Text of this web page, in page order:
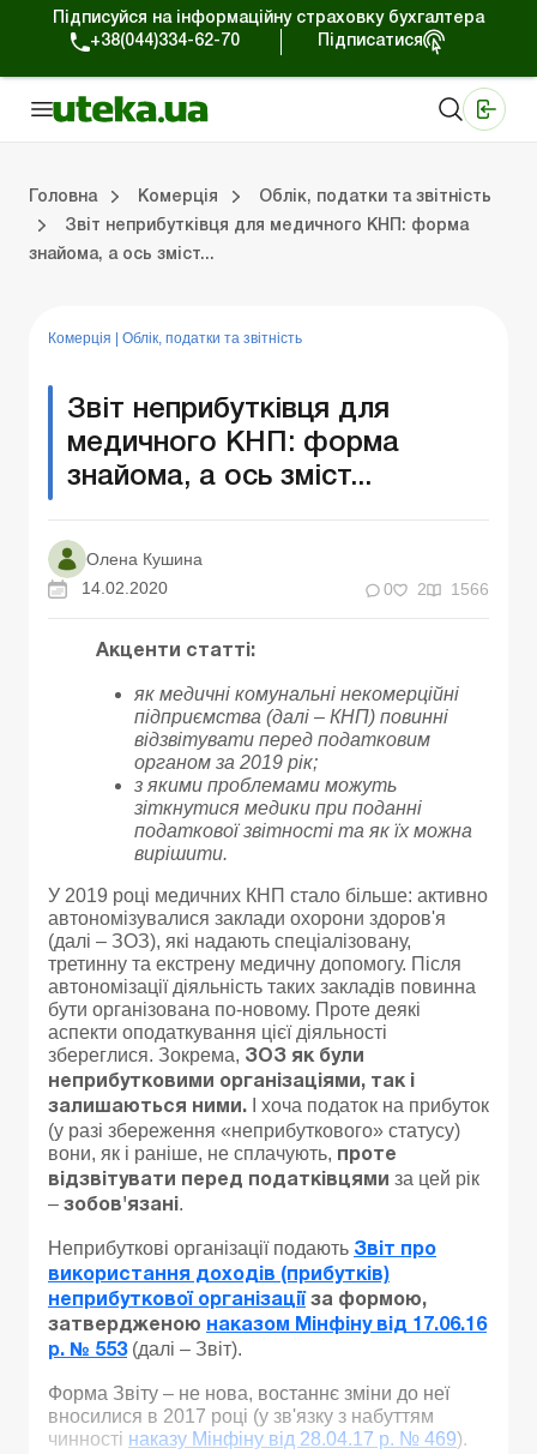
Підписуйся на інформаційну страховку бухгалтера
+38(044)334-62-70
Підписатися
Головна Комерція
Облік, податки та звiтнiсть
Звіт неприбутківця для медичного КНП: форма
знайома, а ось зміст...
Комерція Облік, податки та звiтнiсть
Звіт неприбутківця для
медичного КНП: форма
знайома, а ось зміст...
Олена Кушина
14.02.2020
0 2 1566
Акценти статті:
як медичні комунальні некомерційні
підприємства (далі – КНП) повинні
відзвітувати перед податковим
органом за 2019 рік;
з якими проблемами можуть
зіткнутися медики при поданні
податкової звітності та як їх можна
вирішити.
У 2019 році медичних КНП стало більше: активно
автономізувалися заклади охорони здоров'я
(далі – ЗОЗ), які надають спеціалізовану,
третинну та екстрену медичну допомогу. Після
автономізації діяльність таких закладів повинна
бути організована по-новому. Проте деякі
аспекти оподаткування цієї діяльності
збереглися. Зокрема, ЗОЗ як були
неприбутковими організаціями, так і
залишаються ними .
І хоча податок на прибуток
(у разі збереження «неприбуткового» статусу)
вони, як і раніше, не сплачують, проте
відзвітувати перед податківцями за цей рік
– зобов'язані .
Неприбуткові організації подають Звіт про
використання доходів (прибутків)
неприбуткової організації
за формою,
затвердженою наказом Мінфіну від 17.06.16
р. № 553(далі – Звіт).
Форма Звіту – не нова, востаннє зміни до неї
вносилися в 2017 році (у зв'язку з набуттям
чинності наказу Мінфіну від 28.04.17 р. № 469).